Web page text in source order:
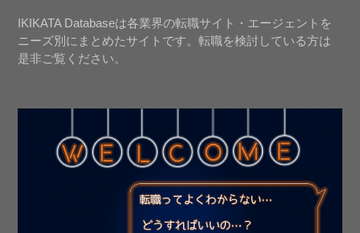
IKIKATA Databaseは各業界の転職サイト・エージェントを
ニーズ別にまとめたサイトです。転職を検討している方は
是非ご覧ください。